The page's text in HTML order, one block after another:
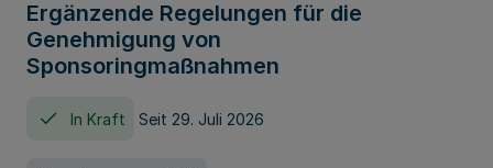
Ergänzende Regelungen für die
Genehmigung von
Sponsoringmaßnahmen
In Kraft Seit 29. Juli 2026